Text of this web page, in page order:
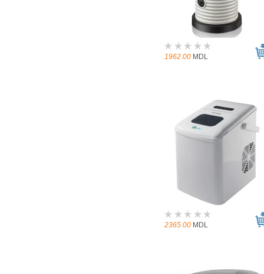
1962.00 MDL
2365.00 MDL